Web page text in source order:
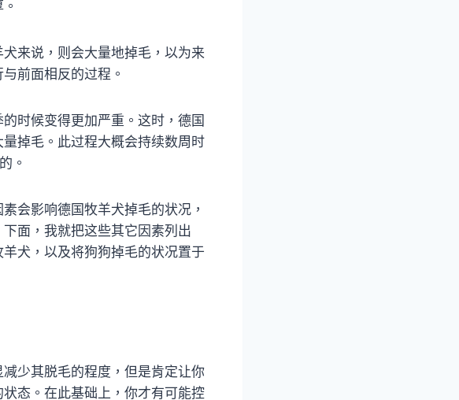
来说，则会大量地掉毛，以为来
前面相反的过程。
时候变得更加严重。这时，德国
掉毛。此过程大概会持续数周时
。
会影响德国牧羊犬掉毛的状况，
面，我就把这些其它因素列出
犬，以及将狗狗掉毛的状况置于
少其脱毛的程度，但是肯定让你
态。在此基础上，你才有可能控